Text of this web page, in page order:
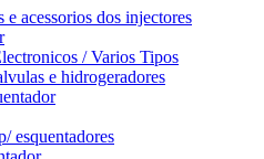
acessorios dos injectores
/ Varios Tipos
e hidrogeradores
esquentadores